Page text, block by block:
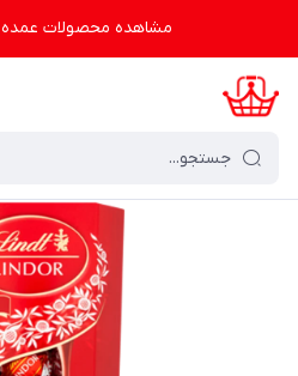
مشاهده محصولات عمده
کرال شاپینگ / فهرست محصولات